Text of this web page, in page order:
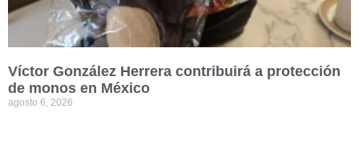
Víctor González Herrera contribuirá a protección
de monos en México
agosto 6, 2026